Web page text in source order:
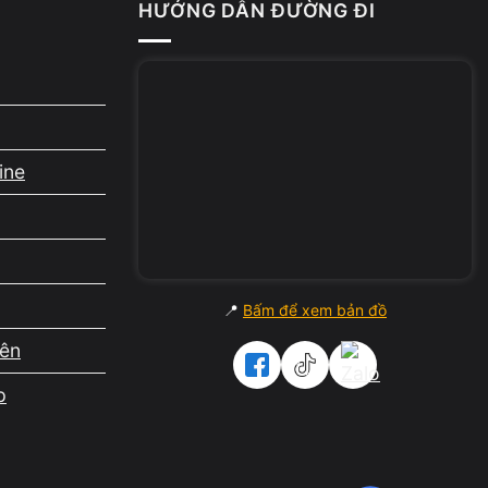
HƯỚNG DẪN ĐƯỜNG ĐI
📍 Bấm để xem bản đồ